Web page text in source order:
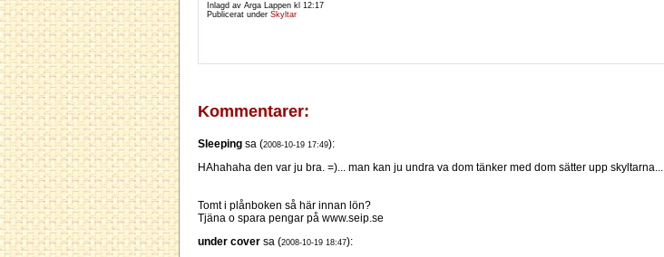
Inlagd av Arga Lappen kl 12:17
Publicerat under Skyltar
Kommentarer:
Sleeping sa (2008-10-19 17:49):
HAhahaha den var ju bra. =)... man kan ju undra va dom tänker med dom sätter upp skyltarna...
Tomt i plånboken så här innan lön?
Tjäna o spara pengar på www.seip.se
under cover sa (2008-10-19 18:47):